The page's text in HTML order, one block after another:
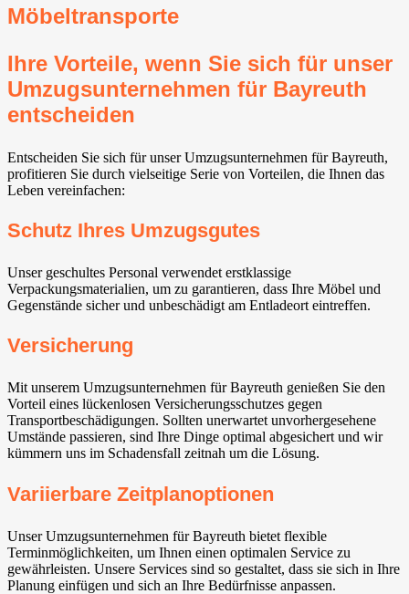
Möbeltransporte
Ihre Vorteile, wenn Sie sich für unser
Umzugsunternehmen für Bayreuth
entscheiden
Entscheiden Sie sich für unser Umzugsunternehmen für Bayreuth,
profitieren Sie durch vielseitige Serie von Vorteilen, die Ihnen das
Leben vereinfachen:
Schutz Ihres Umzugsgutes
Unser geschultes Personal verwendet erstklassige
Verpackungsmaterialien, um zu garantieren, dass Ihre Möbel und
Gegenstände sicher und unbeschädigt am Entladeort eintreffen.
Versicherung
Mit unserem Umzugsunternehmen für Bayreuth genießen Sie den
Vorteil eines lückenlosen Versicherungsschutzes gegen
Transportbeschädigungen. Sollten unerwartet unvorhergesehene
Umstände passieren, sind Ihre Dinge optimal abgesichert und wir
kümmern uns im Schadensfall zeitnah um die Lösung.
Variierbare Zeitplanoptionen
Unser Umzugsunternehmen für Bayreuth bietet flexible
Terminmöglichkeiten, um Ihnen einen optimalen Service zu
gewährleisten. Unsere Services sind so gestaltet, dass sie sich in Ihre
Planung einfügen und sich an Ihre Bedürfnisse anpassen.